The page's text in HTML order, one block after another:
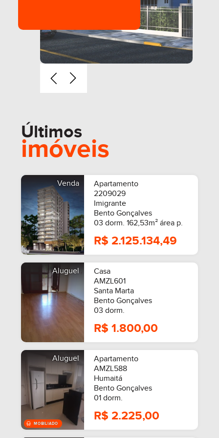
Últimos
imóveis
Venda
Apartamento
2209029
Imigrante
Bento Gonçalves
03 dorm. 162,53m² área p.
R$ 2.125.134,49
Aluguel
Casa
AMZL601
Santa Marta
Bento Gonçalves
03 dorm.
R$ 1.800,00
Aluguel
Apartamento
AMZL588
Humaitá
Bento Gonçalves
01 dorm.
R$ 2.225,00